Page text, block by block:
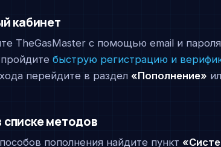
кабинет
TheGasMaster с помощью email и
пройдитебыструю регистрацию и
перейдите в раздел «Пополнение»
методов
пополнения найдите пункт